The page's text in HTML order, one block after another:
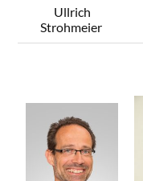
Ullrich
Strohmeier